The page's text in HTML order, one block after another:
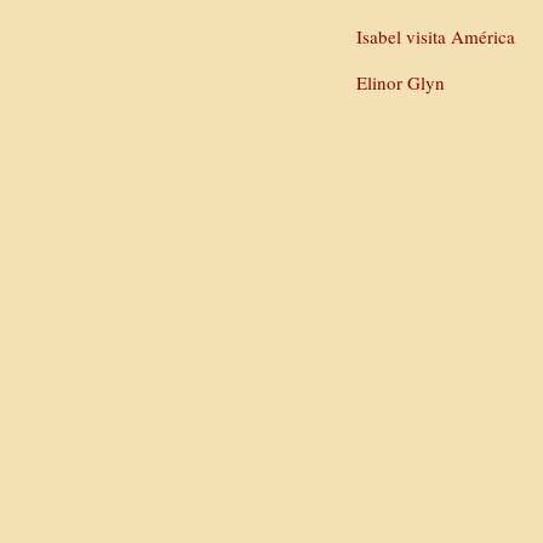
Isabel visita América
Elinor Glyn